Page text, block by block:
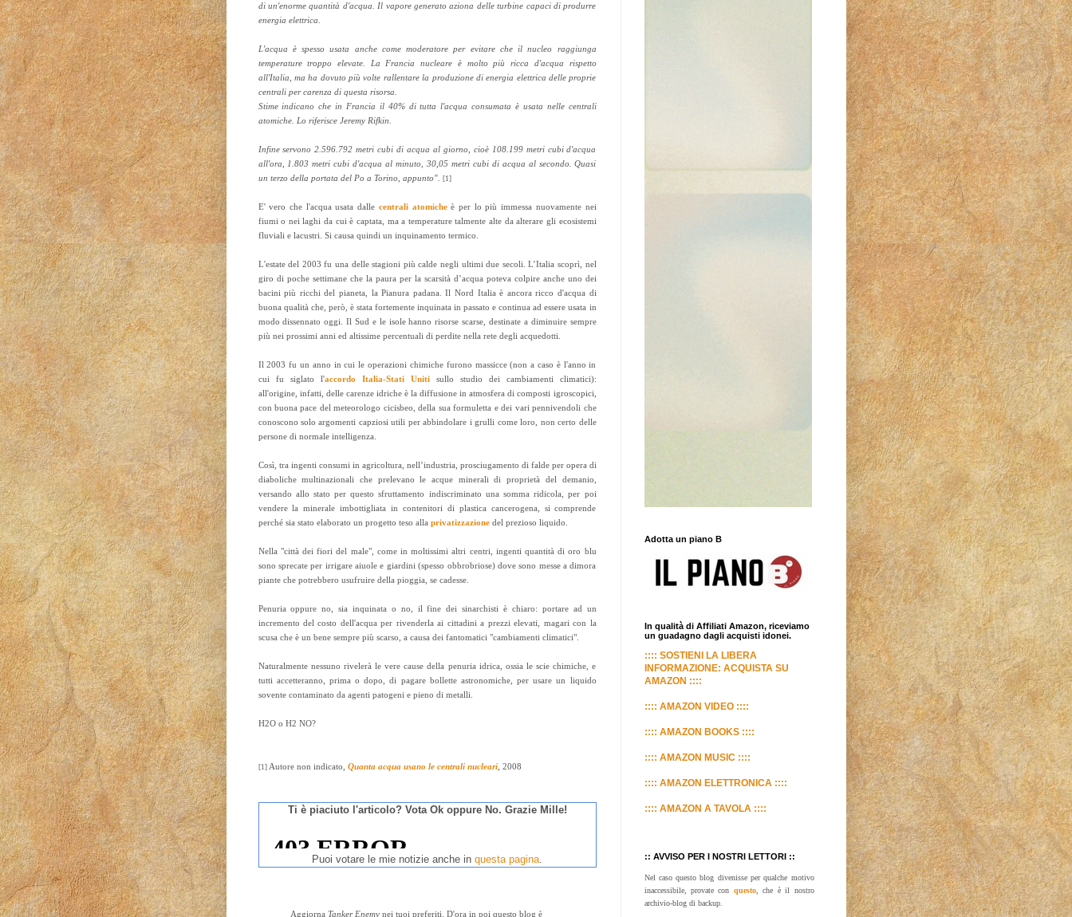
di un'enorme quantità d'acqua. Il vapore generato aziona delle turbine capaci di produrre
energia elettrica.
L'acqua è spesso usata anche come moderatore per evitare che il nucleo raggiunga
temperature troppo elevate. La Francia nucleare è molto più ricca d'acqua rispetto
all'Italia, ma ha dovuto più volte rallentare la produzione di energia elettrica delle proprie
centrali per carenza di questa risorsa.
Stime indicano che in Francia il 40% di tutta l'acqua consumata è usata nelle centrali
atomiche. Lo riferisce Jeremy Rifkin.
Infine servono 2.596.792 metri cubi di acqua al giorno, cioè 108.199 metri cubi d'acqua
all'ora, 1.803 metri cubi d'acqua al minuto, 30,05 metri cubi di acqua al secondo. Quasi
un terzo della portata del Po a Torino, appunto".
[1]
E' vero che l'acqua usata dalle centrali atomiche è per lo più immessa nuovamente nei
fiumi o nei laghi da cui è captata, ma a temperature talmente alte da alterare gli ecosistemi
fluviali e lacustri. Si causa quindi un inquinamento termico.
L'estate del 2003 fu una delle stagioni più calde negli ultimi due secoli. L’Italia scoprì, nel
giro di poche settimane che la paura per la scarsità d’acqua poteva colpire anche uno dei
bacini più ricchi del pianeta, la Pianura padana. Il Nord Italia è ancora ricco d'acqua di
buona qualità che, però, è stata fortemente inquinata in passato e continua ad essere usata in
modo dissennato oggi. Il Sud e le isole hanno risorse scarse, destinate a diminuire sempre
più nei prossimi anni ed altissime percentuali di perdite nella rete degli acquedotti.
Il 2003 fu un anno in cui le operazioni chimiche furono massicce (non a caso è l'anno in
cui fu siglato l'accordo Italia-Stati Uniti
sullo studio dei cambiamenti climatici):
all'origine, infatti, delle carenze idriche è la diffusione in atmosfera di composti igroscopici,
con buona pace del meteorologo cicisbeo, della sua formuletta e dei vari pennivendoli che
conoscono solo argomenti capziosi utili per abbindolare i grulli come loro, non certo delle
persone di normale intelligenza.
Così, tra ingenti consumi in agricoltura, nell’industria, prosciugamento di falde per opera di
diaboliche multinazionali che prelevano le acque minerali di proprietà del demanio,
versando allo stato per questo sfruttamento indiscriminato una somma ridicola, per poi
vendere la minerale imbottigliata in contenitori di plastica cancerogena, si comprende
perché sia stato elaborato un progetto teso alla privatizzazione del prezioso liquido.
Nella "città dei fiori del male", come in moltissimi altri centri, ingenti quantità di oro blu
sono sprecate per irrigare aiuole e giardini (spesso obbrobriose) dove sono messe a dimora
piante che potrebbero usufruire della pioggia, se cadesse.
Penuria oppure no, sia inquinata o no, il fine dei sinarchisti è chiaro: portare ad un
incremento del costo dell'acqua per rivenderla ai cittadini a prezzi elevati, magari con la
scusa che è un bene sempre più scarso, a causa dei fantomatici "cambiamenti climatici".
Naturalmente nessuno rivelerà le vere cause della penuria idrica, ossia le scie chimiche, e
tutti accetteranno, prima o dopo, di pagare bollette astronomiche, per usare un liquido
sovente contaminato da agenti patogeni e pieno di metalli.
H2O o H2 NO?
[1]Autore non indicato, Quanta acqua usano le centrali nucleari, 2008
Ti è piaciuto l'articolo? Vota Ok oppure No. Grazie Mille!
Puoi votare le mie notizie anche in questa pagina.
Aggiorna Tanker Enemynei tuoi preferiti. D'ora in poi questo blog è
Adotta un piano B
In qualità di Affiliati Amazon, riceviamo
un guadagno dagli acquisti idonei.
:::: SOSTIENI LA LIBERA
INFORMAZIONE: ACQUISTA SU
AMAZON ::::
:::: AMAZON VIDEO ::::
:::: AMAZON BOOKS ::::
:::: AMAZON MUSIC ::::
:::: AMAZON ELETTRONICA ::::
:::: AMAZON A TAVOLA ::::
:: AVVISO PER I NOSTRI LETTORI ::
Nel caso questo blog divenisse per qualche motivo
inaccessibile, provate con questo, che è il nostro
archivio-blog di backup.